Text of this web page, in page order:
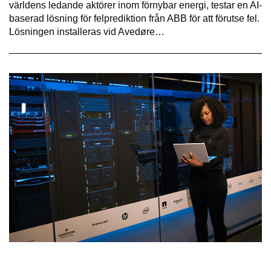
världens ledande aktörer inom förnybar energi, testar en AI-
baserad lösning för felprediktion från ABB för att förutse fel.
Lösningen installeras vid Avedøre…